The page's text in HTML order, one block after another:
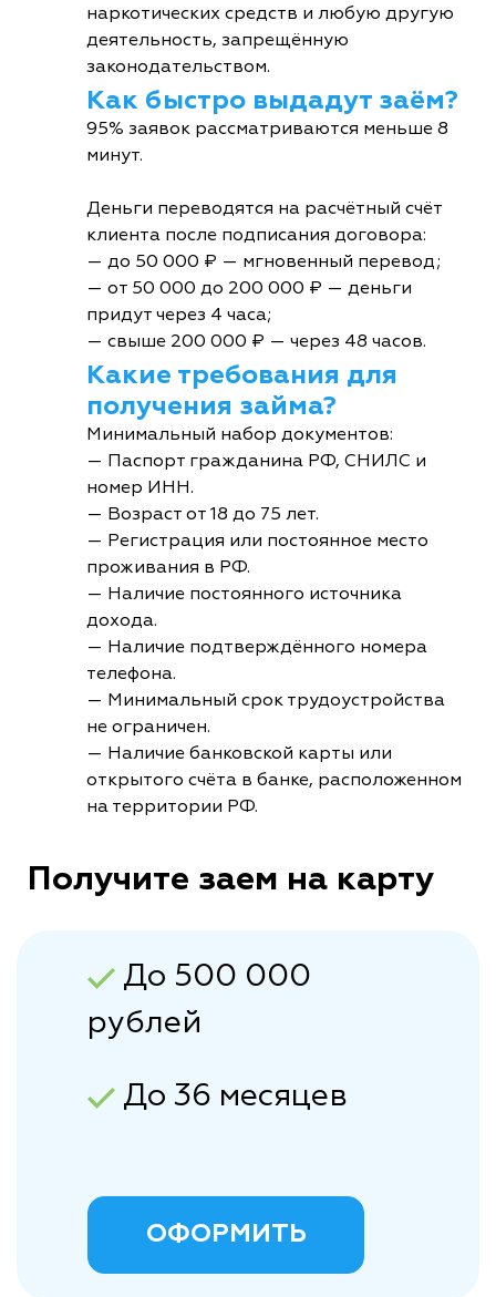
наркотических средств и любую другую
деятельность, запрещённую
законодательством.
Как быстро выдадут заём?
95% заявок рассматриваются меньше 8
минут.
Деньги переводятся на расчётный счёт
клиента после подписания договора:
— до 50 000 ₽ — мгновенный перевод;
— от 50 000 до 200 000 ₽ — деньги
придут через 4 часа;
— свыше 200 000 ₽ — через 48 часов.
Какие требования для
получения займа?
Минимальный набор документов:
— Паспорт гражданина РФ, СНИЛС и
номер ИНН.
— Возраст от 18 до 75 лет.
— Регистрация или постоянное место
проживания в РФ.
— Наличие постоянного источника
дохода.
— Наличие подтверждённого номера
телефона.
— Минимальный срок трудоустройства
не ограничен.
— Наличие банковской карты или
открытого счёта в банке, расположенном
на территории РФ.
Получите заем на карту
До 500 000
рублей
До 36 месяцев
ОФОРМИТЬ